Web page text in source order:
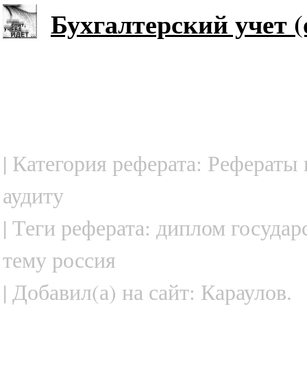
Бухгалтерский учет
| Категория реферата:
аудиту
| Теги реферата: диплом
тему россия
| Добавил(а) на сайт: Караулов.